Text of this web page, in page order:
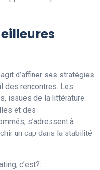
d’affiner ses stratégies
des rencontres. Les
issues de la littérature
et des
s’adressent à
un cap dans la stabilité
c’est?: